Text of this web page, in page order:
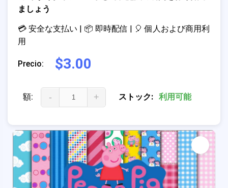
ましょう
💳 安全な支払い | 📦 即時配信 | 🎈 個人および商用利
用
Precio: $3.00
額: - + ストック: 利用可能